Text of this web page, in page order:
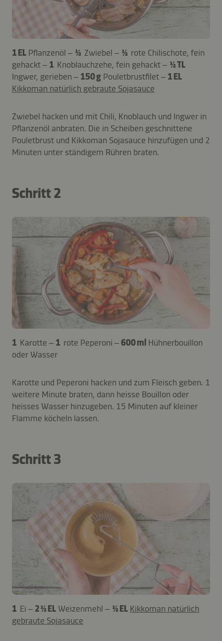
1 EL Pflanzenöl – ½ Zwiebel – ½ rote Chilischote, fein
gehackt – 1 Knoblauchzehe, fein gehackt – ½ TL
Ingwer, gerieben – 150 g Pouletbrustfilet – 1 EL
Kikkoman natürlich gebraute Sojasauce
Zwiebel hacken und mit Chili, Knoblauch und Ingwer in
Pflanzenöl anbraten. Die in Scheiben geschnittene
Pouletbrust und Kikkoman Sojasauce hinzufügen und 2
Minuten unter ständigem Rühren braten.
Schritt 2
1 Karotte – 1 rote Peperoni –600 ml Hühnerbouillon
oder Wasser
Karotte und Peperoni hacken und zum Fleisch geben. 1
weitere Minute braten, dann heisse Bouillon oder
heisses Wasser hinzugeben. 15 Minuten auf kleiner
Flamme köcheln lassen.
Schritt 3
1 Ei – 2 ½ EL Weizenmehl – ½ EL Kikkoman natürlich
gebraute Sojasauce